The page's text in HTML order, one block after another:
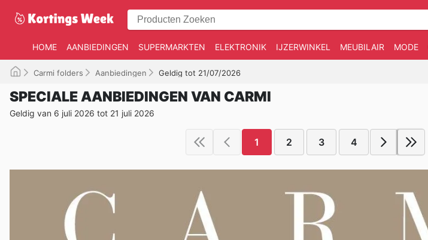
HOME AANBIEDINGEN SUPERMARKTEN ELEKTRONIK IJZERWINKEL MEUBILAIR MODE
Carmi folders Aanbiedingen Geldig tot 21/07/2026
SPECIALE AANBIEDINGEN VAN CARMI
Geldig van 6 juli 2026 tot 21 juli 2026
1 2 3 4